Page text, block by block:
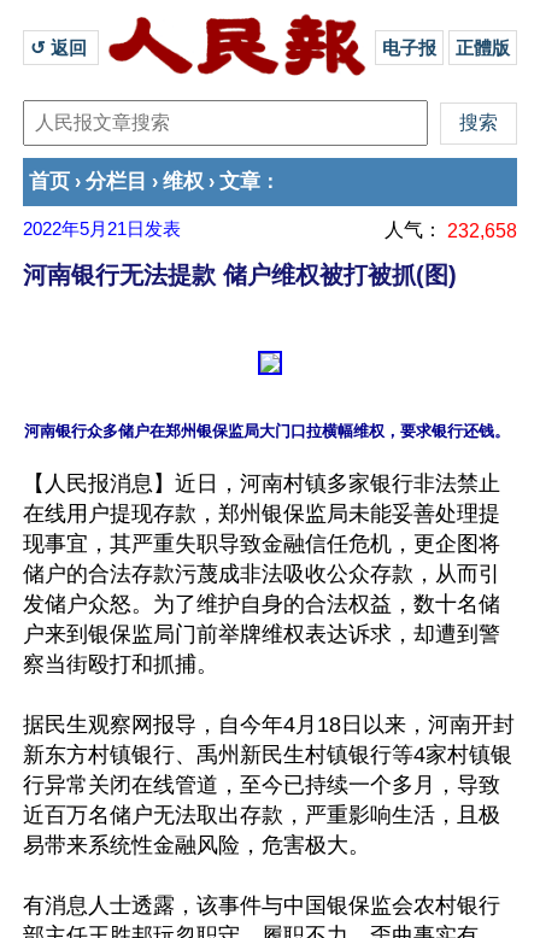
↺ 返回 电子报 正體版
首页 › 分栏目 › 维权 › 文章 ：
2022年5月21日 发表 人气： 232,658
河南银行无法提款 储户维权被打被抓(图)
【人民报消息】近日，河南村镇多家银行非法禁止
在线用户提现存款，郑州银保监局未能妥善处理提
现事宜，其严重失职导致金融信任危机，更企图将
储户的合法存款污蔑成非法吸收公众存款，从而引
发储户众怒。为了维护自身的合法权益，数十名储
户来到银保监局门前举牌维权表达诉求，却遭到警
察当街殴打和抓捕。
据民生观察网报导，自今年4月18日以来，河南开封
新东方村镇银行、禹州新民生村镇银行等4家村镇银
行异常关闭在线管道，至今已持续一个多月，导致
近百万名储户无法取出存款，严重影响生活，且极
易带来系统性金融风险，危害极大。
有消息人士透露，该事件与中国银保监会农村银行